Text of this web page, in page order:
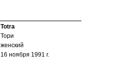
Totra
Тори
женский
16 ноября 1991 г.